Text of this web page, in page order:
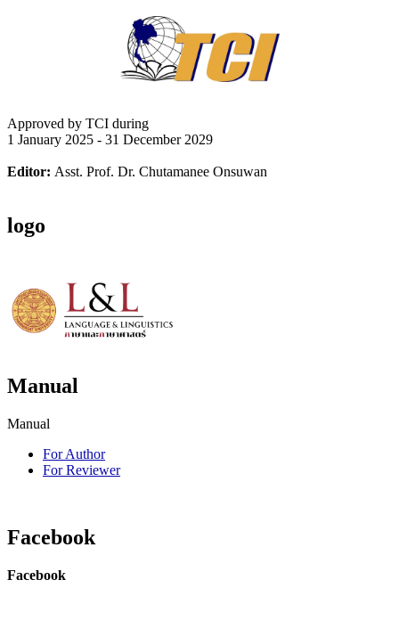
Approved by TCI during
1 January 2025 - 31 December 2029
Editor: Asst. Prof. Dr. Chutamanee Onsuwan
logo
Manual
Manual
For Author
For Reviewer
Facebook
Facebook